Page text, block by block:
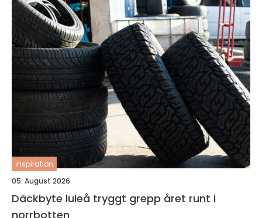
inspiration
05. August 2026
Däckbyte luleå tryggt grepp året runt i
norrbotten